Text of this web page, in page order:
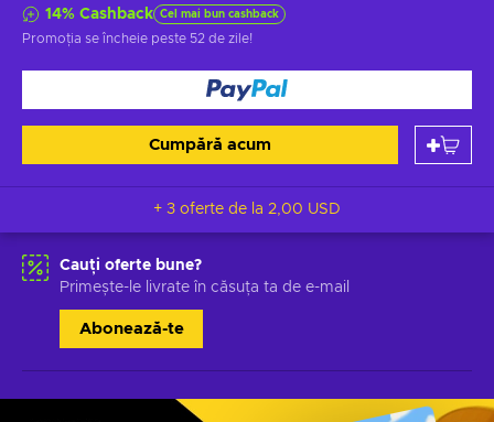
14% Cashback Cel mai bun cashback
Promoția se încheie peste 52 de zile!
Cumpără acum
+ 3 oferte de la 2,00 USD
Cauți oferte bune?
Primește-le livrate în căsuța ta de e-mail
Abonează-te